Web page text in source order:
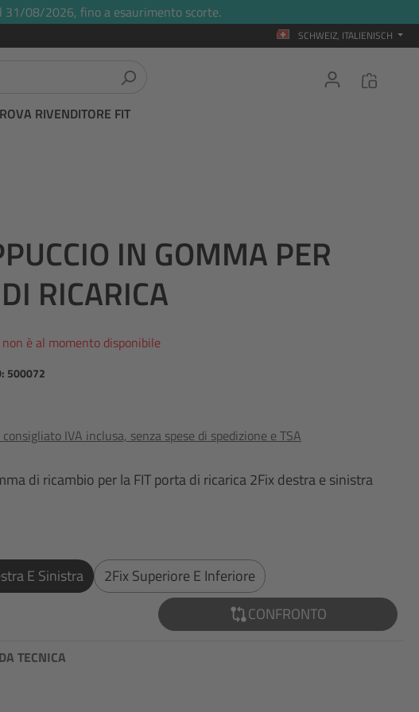
31/08/2026, fino a esaurimento scorte.
SCHWEIZ, ITALIENISCH
RIVENDITORE FIT
IN GOMMA PER
RICARICA
è al momento disponibile
500072
IVA inclusa, senza spese di spedizione e TSA
di ricambio per la FIT porta di ricarica 2Fix destra e sinistra
E Sinistra
2Fix Superiore E Inferiore
CONFRONTO
TECNICA